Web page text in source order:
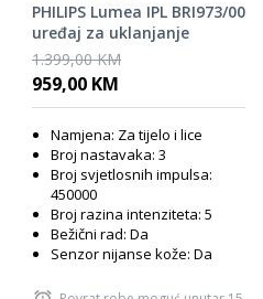
PHILIPS Lumea IPL BRI973/00
uređaj za uklanjanje
dlačica
1.399,00 KM
959,00 KM
Namjena: Za tijelo i lice
Broj nastavaka: 3
Broj svjetlosnih impulsa:
450000
Broj razina intenziteta: 5
Bežični rad: Da
Senzor nijanse kože: Da